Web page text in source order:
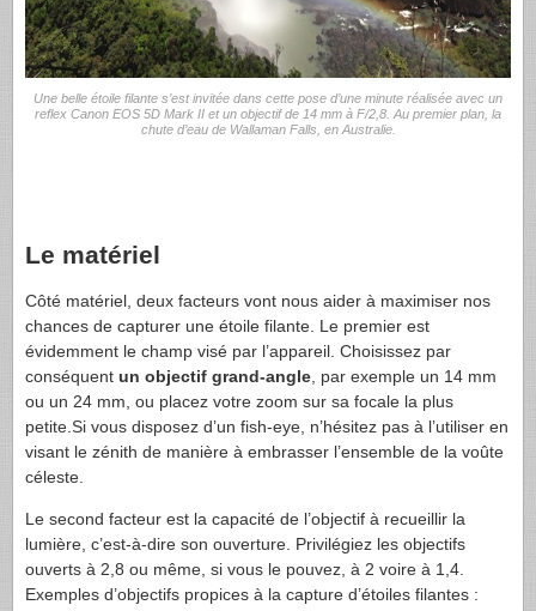
Une belle étoile filante s’est invitée dans cette pose d’une minute réalisée avec un
reflex Canon EOS 5D Mark II et un objectif de 14 mm à F/2,8. Au premier plan, la
chute d’eau de Wallaman Falls, en Australie.
Le matériel
Côté matériel, deux facteurs vont nous aider à maximiser nos
chances de capturer une étoile filante. Le premier est
évidemment le champ visé par l’appareil. Choisissez par
conséquent un objectif grand-angle , par exemple un 14 mm
ou un 24 mm, ou placez votre zoom sur sa focale la plus
petite.Si vous disposez d’un fish-eye, n’hésitez pas à l’utiliser en
visant le zénith de manière à embrasser l’ensemble de la voûte
céleste.
Le second facteur est la capacité de l’objectif à recueillir la
lumière, c’est-à-dire son ouverture. Privilégiez les objectifs
ouverts à 2,8 ou même, si vous le pouvez, à 2 voire à 1,4.
Exemples d’objectifs propices à la capture d’étoiles filantes :